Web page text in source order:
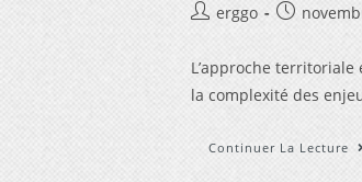
erggo
L’approche
la complexité des
Continuer La Lecture